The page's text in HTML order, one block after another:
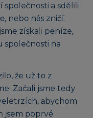
společnosti a sdělili
nebo nás zničí.
získali peníze,
společnosti na
že už to z
Začali jsme tedy
abychom
jsem poprvé